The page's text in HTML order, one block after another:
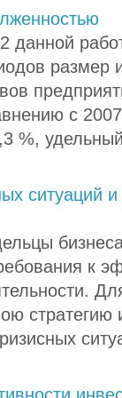
данной
размер
с
%,
ситуаций
к
стратегию